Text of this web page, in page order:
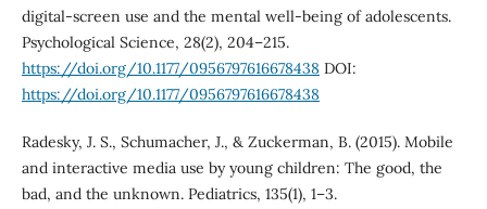
digital-screen use and the mental well-being of adolescents.
Psychological Science, 28(2), 204–215.
https://doi.org/10.1177/0956797616678438DOI:
https://doi.org/10.1177/0956797616678438
Radesky, J. S., Schumacher, J., & Zuckerman, B. (2015). Mobile
and interactive media use by young children: The good, the
bad, and the unknown. Pediatrics, 135(1), 1–3.